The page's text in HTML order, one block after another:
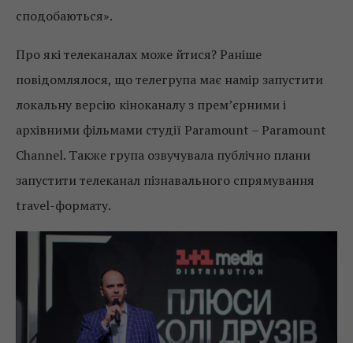
сподобаються».
Про які телеканалах може йтися? Раніше
повідомлялося, що телегрупа має намір запустити
локальну версію кіноканалу з прем’єрними і
архівними фільмами студії Paramount – Paramount
Channel. Также група озвучувала публічно плани
запустити телеканал пізнавального спрямування
travel-формату.